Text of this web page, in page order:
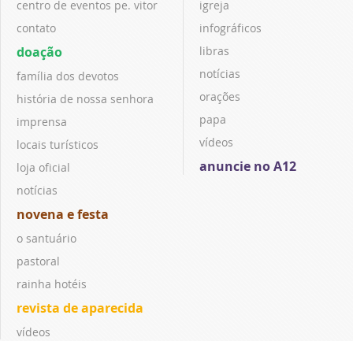
centro de eventos pe. vitor
contato
doação
família dos devotos
história de nossa senhora
imprensa
locais turísticos
loja oficial
notícias
novena e festa
o santuário
pastoral
rainha hotéis
revista de aparecida
vídeos
igreja
infográficos
libras
notícias
orações
papa
vídeos
anuncie no A12